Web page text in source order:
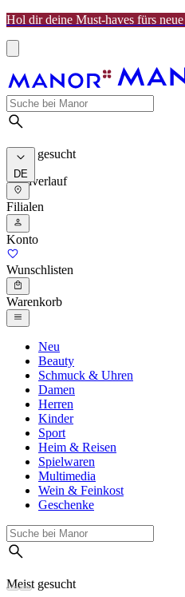
Hol dir deine Must-haves fürs
Meist gesucht
Suchverlauf
DE
Filialen
Konto
Wunschlisten
Warenkorb
Neu
Beauty
Schmuck & Uhren
Damen
Herren
Kinder
Sport
Heim & Reisen
Spielwaren
Multimedia
Wein & Feinkost
Geschenke
Meist gesucht